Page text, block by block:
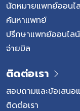
นัดหมายแพทย์ออนไ
ค้นหาแพทย์
ปรึกษาแพทย์ออนไลน์
จ่ายบิล
ติดต่อเรา
สอบถามและข้อเสนอ
ติดต่อเรา